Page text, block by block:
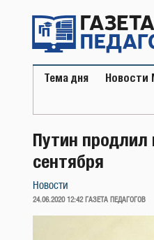
содержимому
Тема дня Новости
Путин
сентября
Новости
ОПУБЛИКОВАНО
24.06.2020 12:42 ГАЗЕТА ПЕДАГОГОВ